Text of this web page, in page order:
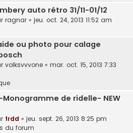
auto rétro 31/11-01/12
ragnar « jeu. oct. 24, 2013 11:52 am
ou photo pour calage
volksvvvone « mar. oct. 15, 2013 7:33
Monogramme de ridelle- NEW
frdd « jeu. sept. 26, 2013 8:25 pm
du forum